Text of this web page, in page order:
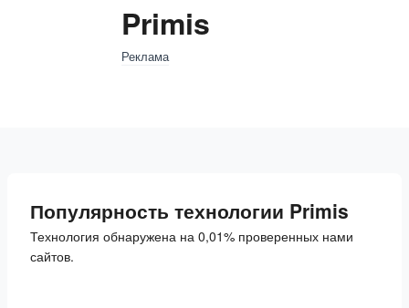
Primis
Реклама
Популярность технологии Primis
Технология обнаружена на 0,01% проверенных нами
сайтов.